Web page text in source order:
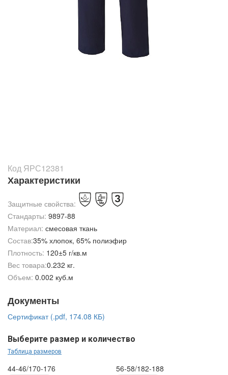
Код ЯРС12381
Характеристики
Защитные свойства:
Стандарты: 9897-88
Материал: смесовая ткань
Состав:35% хлопок, 65% полиэфир
Плотность: 120±5 г/кв.м
Вес товара:0.232 кг.
Объем: 0.002 куб.м
Документы
Сертификат (.pdf, 174.08 КБ)
Выберите размер и количество
Таблица размеров
44-46/170-176 56-58/182-188